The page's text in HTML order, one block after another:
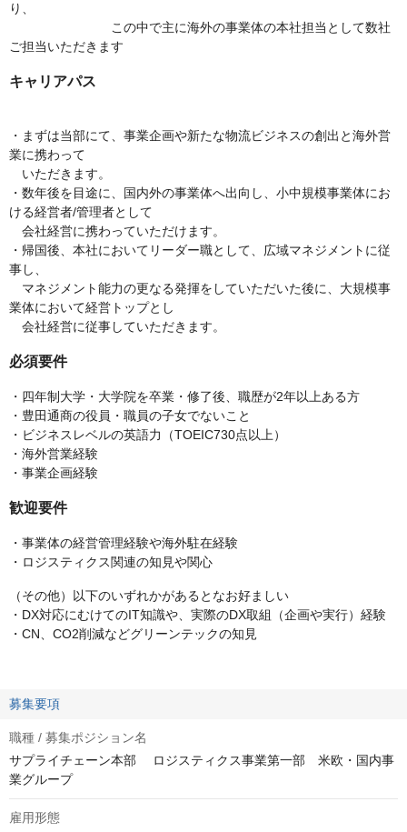
り、
この中で主に海外の事業体の本社担当として数社
ご担当いただきます
キャリアパス
・まずは当部にて、事業企画や新たな物流ビジネスの創出と海外営
業に携わって
いただきます。
・数年後を目途に、国内外の事業体へ出向し、小中規模事業体にお
ける経営者/管理者として
会社経営に携わっていただけます。
・帰国後、本社においてリーダー職として、広域マネジメントに従
事し、
マネジメント能力の更なる発揮をしていただいた後に、大規模事
業体において経営トップとし
会社経営に従事していただきます。
必須要件
・四年制大学・大学院を卒業・修了後、職歴が2年以上ある方
・豊田通商の役員・職員の子女でないこと
・ビジネスレベルの英語力（TOEIC730点以上）
・海外営業経験
・事業企画経験
歓迎要件
・事業体の経営管理経験や海外駐在経験
・ロジスティクス関連の知見や関心
（その他）以下のいずれかがあるとなお好ましい
・DX対応にむけてのIT知識や、実際のDX取組（企画や実⾏）経験
・CN、CO2削減などグリーンテックの知見
募集要項
職種 / 募集ポジション名
サプライチェーン本部 ロジスティクス事業第一部 米欧・国内事
業グループ
雇用形態